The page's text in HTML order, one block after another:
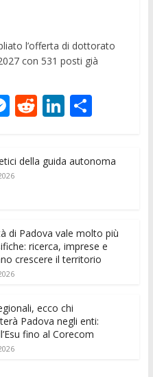
l’offerta di dottorato
con 531 posti già
M
ss
e
er
R
di
Li
e
C
di
della guida autonoma
di Padova vale molto più
ricerca, imprese e
crescere il territorio
ecco chi
Padova negli enti:
fino al Corecom